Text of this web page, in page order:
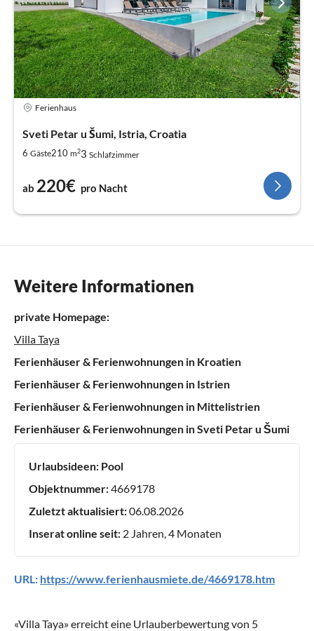
Ferienhaus
Sveti Petar u Šumi, Istria, Croatia
6 Gäste210 m23 Schlafzimmer
ab 220€ pro Nacht
Weitere Informationen
private Homepage:
Villa Taya
Ferienhäuser & Ferienwohnungen in Kroatien
Ferienhäuser & Ferienwohnungen in Istrien
Ferienhäuser & Ferienwohnungen in Mittelistrien
Ferienhäuser & Ferienwohnungen in Sveti Petar u Šumi
Urlaubsideen: Pool
Objektnummer:4669178
Zuletzt aktualisiert:06.08.2026
Inserat online seit: 2 Jahren, 4 Monaten
URL: https://www.ferienhausmiete.de/4669178.htm
«Villa Taya» erreicht eine Urlauberbewertung von 5